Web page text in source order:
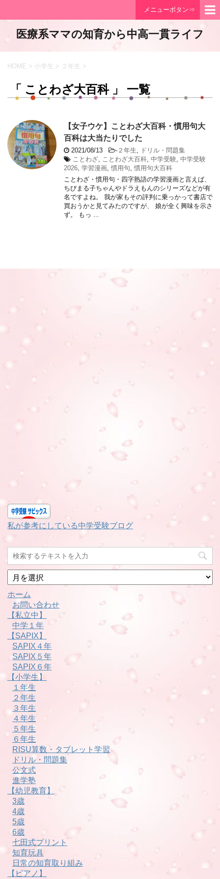
メニューボタン⇒
医療系ママの知育から中高一貫ライフ
HOME > 小学生 > ２年生 >
「 ことわざ大百科 」 一覧
【女子ウケ】ことわざ大百科・慣用句大
百科は大当たりでした
2021/08/13 - ２年生, ドリル・問題集
ことわざ, ことわざ大百科, 中学受験, 中学受験
2026, 学習漫画, 慣用句, 慣用句大百科
ことわざ・慣用句・四字熟語の学習漫画と言えば、
ちびまる子ちゃんやドラえもんのシリーズなどが有
名ですよね。 我が家もその評判に乗っかって書店で
買おうかと見てみたのですが、 娘が全く興味を示さ
ず。 もっ ...
私が参考にしている中学受験ブログ
月
別
ホーム
お問い合わせ
【私立中】
中学１年
【SAPIX】
SAPIX４年
SAPIX５年
SAPIX６年
【小学生】
１年生
２年生
３年生
４年生
５年生
６年生
RISU算数・タブレット学習
ドリル・問題集
公文式
進学塾
【幼児教育】
3歳
4歳
5歳
6歳
七田式プリント
知育玩具
日常の知育取り組み
【ピアノ】